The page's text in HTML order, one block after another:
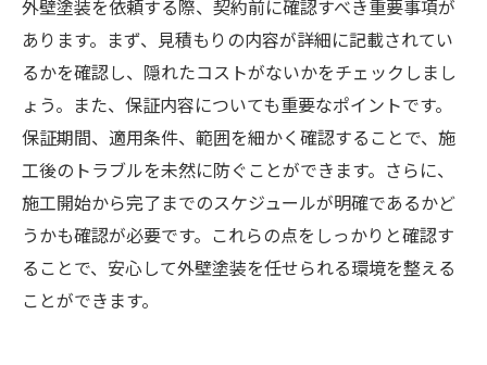
外壁塗装を依頼する際、契約前に確認すべき重要事項が
あります。まず、見積もりの内容が詳細に記載されてい
るかを確認し、隠れたコストがないかをチェックしまし
ょう。また、保証内容についても重要なポイントです。
保証期間、適用条件、範囲を細かく確認することで、施
工後のトラブルを未然に防ぐことができます。さらに、
施工開始から完了までのスケジュールが明確であるかど
うかも確認が必要です。これらの点をしっかりと確認す
ることで、安心して外壁塗装を任せられる環境を整える
ことができます。